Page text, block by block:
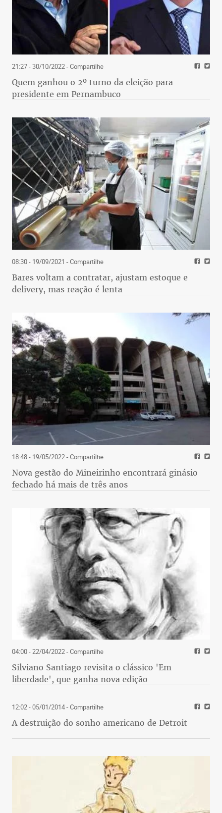
21:27 - 30/10/2022- Compartilhe
Quem ganhou o 2º turno da eleição para
presidente em Pernambuco
08:30 - 19/09/2021 - Compartilhe
Bares voltam a contratar, ajustam estoque e
delivery, mas reação é lenta
18:48 - 19/05/2022- Compartilhe
Nova gestão do Mineirinho encontrará ginásio
fechado há mais de três anos
04:00 - 22/04/2022- Compartilhe
Silviano Santiago revisita o clássico 'Em
liberdade', que ganha nova edição
12:02 - 05/01/2014- Compartilhe
A destruição do sonho americano de Detroit